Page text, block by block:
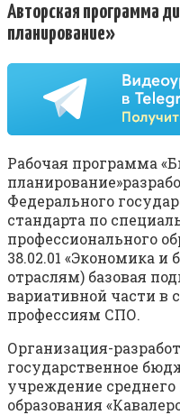
Авторская программа
планирование»
Рабочая программа
Федерального
стандарта по
профессионального
38.02.01 «Экономика и
отраслям) базовая
вариативной части в
профессиям СПО.
Организация-
государственное
учреждение среднего
образования